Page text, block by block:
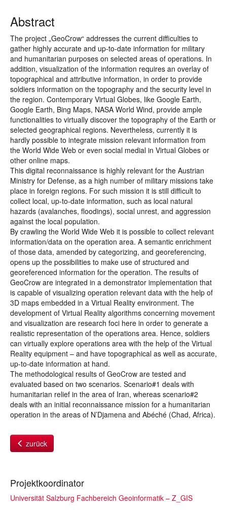
Abstract
The project „GeoCrow“ addresses the current difficulties to
gather highly accurate and up-to-date information for military
and humanitarian purposes on selected areas of operations. In
addition, visualization of the information requires an overlay of
topographical and attributive information, in order to provide
soldiers information on the topography and the security level in
the region. Contemporary Virtual Globes, like Google Earth,
Google Earth, Bing Maps, NASA World Wind, provide ample
functionalities to virtually discover the topography of the Earth or
selected geographical regions. Nevertheless, currently it is
hardly possible to integrate mission relevant information from
the World Wide Web or even social medial in Virtual Globes or
other online maps.
This digital reconnaissance is highly relevant for the Austrian
Ministry for Defense, as a high number of military missions take
place in foreign regions. For such mission it is still difficult to
collect local, up-to-date information, such as local natural
hazards (avalanches, floodings), social unrest, and aggression
against the local population.
By crawling the World Wide Web it is possible to collect relevant
information/data on the operation area. A semantic enrichment
of those data, amended by categorizing, and georeferencing,
opens up the possibilities to make use of structured and
georeferenced information for the operation. The results of
GeoCrow are integrated in a demonstrator implementation that
is capable of visualizing operation relevant data with the help of
3D maps embedded in a Virtual Reality environment. The
development of Virtual Reality algorithms concerning movement
and visualization are research foci here in order to generate a
realistic representation of the operations area. Hence, soldiers
can virtually explore operations area with the help of the Virtual
Reality equipment – and have topographical as well as accurate,
up-to-date information at hand.
The methodological results of GeoCrow are tested and
evaluated based on two scenarios. Scenario#1 deals with
humanitarian relief in the area of Iran, whereas scenario#2
deals with an initial reconnaissance mission for a humanitarian
operation in the areas of N’Djamena and Abéché (Chad, Africa).
zurück
Projektkoordinator
Universität Salzburg Fachbereich Geoinformatik – Z_GIS